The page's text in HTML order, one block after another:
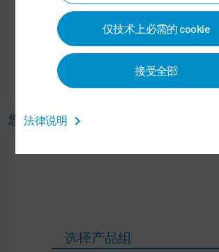
仅技术上必需的 cookie
接受全部
法律说明
您所在国家的服务联系方式请通过服务